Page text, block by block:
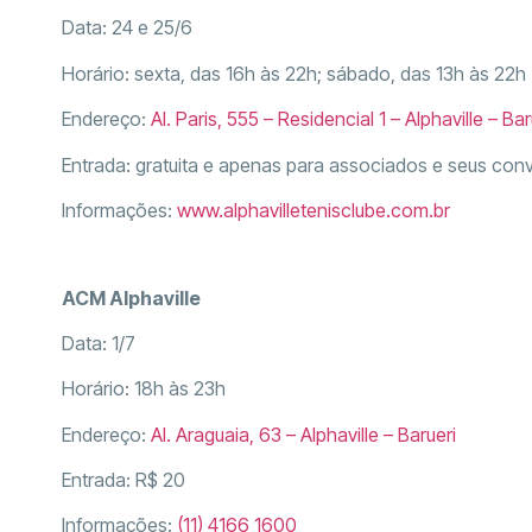
Data: 24 e 25/6
Horário: sexta, das 16h às 22h; sábado, das 13h às 22h
Endereço: Al. Paris, 555 – Residencial 1 – Alphaville –
Entrada: gratuita e apenas para associados e seus
Informações: www.alphavilletenisclube.com.br
ACM Alphaville
Data: 1/7
Horário: 18h às 23h
Endereço: Al. Araguaia, 63 – Alphaville – Barueri
Entrada: R$ 20
Informações: (11) 4166 1600